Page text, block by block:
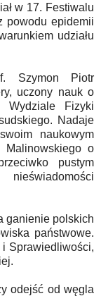
w 17. Festiwalu
powodu epidemii
udziału
Szymon Piotr
uczony nauk o
Wydziale Fizyki
Nadaje
naukowym
Malinowskiego o
pustym
ganienie polskich
państwowe.
i Sprawiedliwości,
odejść od węgla